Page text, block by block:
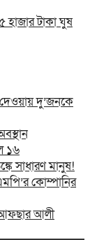
হাজার টাকা ঘুষ
দেওয়ায় দু’জনকে
১৬
সাধারণ মানুষ!
কোম্পানির
আফছার আলী